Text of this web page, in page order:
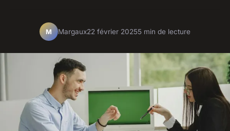
M Margaux22 février 20255 min de lecture